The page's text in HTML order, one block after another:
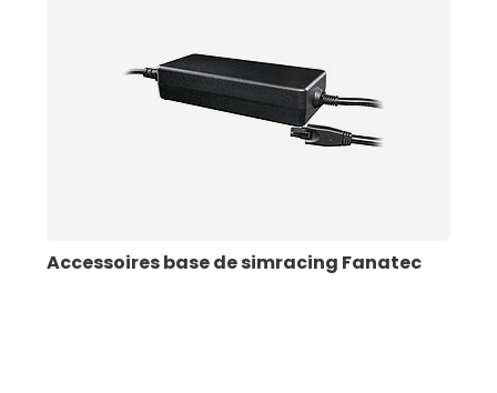
Accessoires base de simracing Fanatec